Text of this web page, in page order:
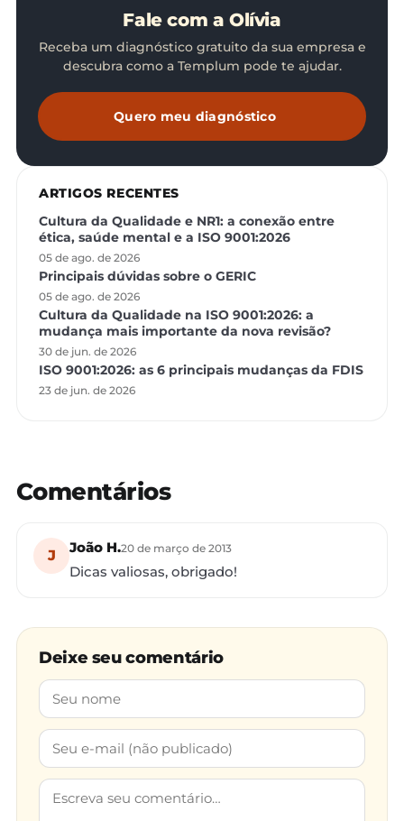
Fale com a Olívia
Receba um diagnóstico gratuito da sua empresa e
descubra como a Templum pode te ajudar.
Quero meu diagnóstico
ARTIGOS RECENTES
Cultura da Qualidade e NR1: a conexão entre
ética, saúde mental e a ISO 9001:2026
05 de ago. de 2026
Principais dúvidas sobre o GERIC
05 de ago. de 2026
Cultura da Qualidade na ISO 9001:2026: a
mudança mais importante da nova revisão?
30 de jun. de 2026
ISO 9001:2026: as 6 principais mudanças da FDIS
23 de jun. de 2026
Comentários
J João H.20 de março de 2013
Dicas valiosas, obrigado!
Deixe seu comentário